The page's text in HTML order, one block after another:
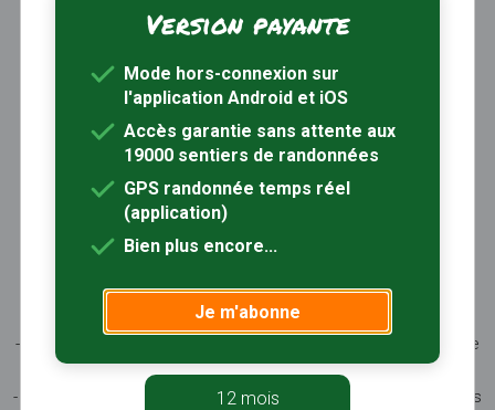
Trouver une randonnée À propos
Inscription / Connexion
Abonnement Rando+ Calendrier randos
Sentiers-en-France, grâce aux nombreux circuits de
- les spécificités des terroirs (sites et milieux naturels,
patrimoine …)
- les producteurs locaux et les artisans, garants du savoir-faire
et du patrimoine
- ceux qui œuvrent à faire connaître tout ce patrimoine par des
Version payante
Mode hors-connexion sur
l'application Android et iOS
Accès garantie sans attente aux
19000 sentiers de randonnées
GPS randonnée temps réel
(application)
Bien plus encore...
Je m'abonne
12 mois